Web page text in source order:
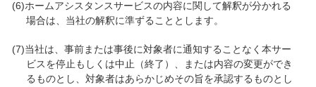
(6)ホームアシスタンスサービスの内容に関して解釈が分かれる
場合は、当社の解釈に準ずることとします。
(7)当社は、事前または事後に対象者に通知することなく本サー
ビスを停止もしくは中止（終了）、または内容の変更ができ
るものとし、対象者はあらかじめその旨を承認するものとし